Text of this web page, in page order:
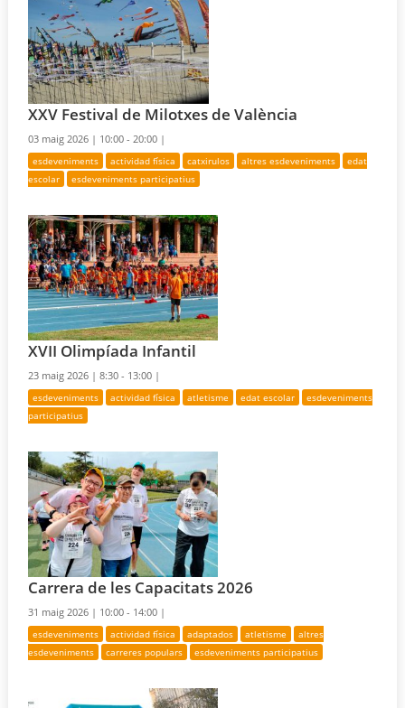
XXV Festival de Milotxes de València
03 maig 2026 | 10:00 - 20:00 |
esdeveniments actividad física catxirulos altres esdeveniments
edat
escolar
esdeveniments participatius
XVII Olimpíada Infantil
23 maig 2026 |8:30 - 13:00 |
esdeveniments actividad física atletisme edat escolar
esdeveniments
participatius
Carrera de les Capacitats 2026
31 maig 2026 | 10:00 - 14:00 |
esdeveniments actividad física adaptados atletisme
altres
esdeveniments
carreres populars esdeveniments participatius